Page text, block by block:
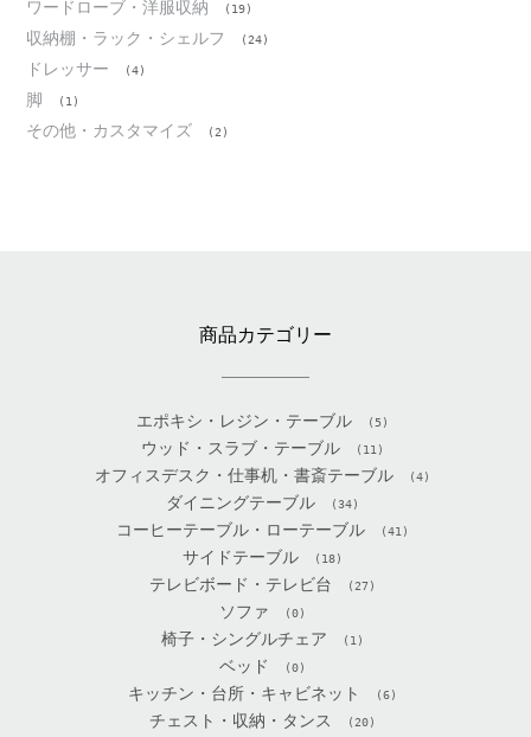
ワードローブ・洋服収納 (19)
収納棚・ラック・シェルフ (24)
ドレッサー (4)
脚 (1)
その他・カスタマイズ (2)
商品カテゴリー
エポキシ・レジン・テーブル (5)
ウッド・スラブ・テーブル (11)
オフィスデスク・仕事机・書斎テーブル (4)
ダイニングテーブル (34)
コーヒーテーブル・ローテーブル (41)
サイドテーブル (18)
テレビボード・テレビ台 (27)
ソファ (0)
椅子・シングルチェア (1)
ベッド (0)
キッチン・台所・キャビネット (6)
チェスト・収納・タンス (20)